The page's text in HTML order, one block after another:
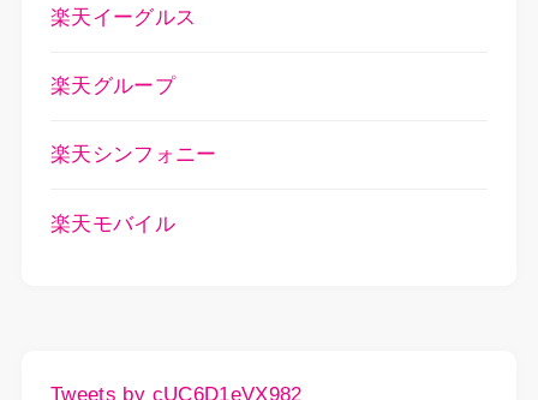
楽天イーグルス
楽天グループ
楽天シンフォニー
楽天モバイル
Tweets by cUC6D1eVX982